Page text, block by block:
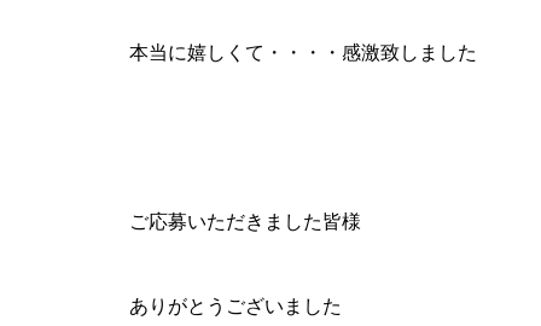
本当に嬉しくて・・・・感激致しました
ご応募いただきました皆様
ありがとうございました